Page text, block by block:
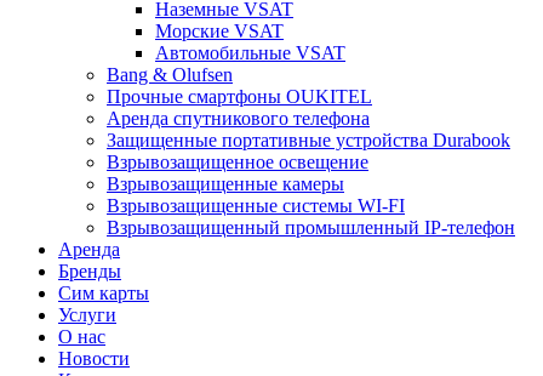
Наземные VSAT
Морские VSAT
Автомобильные VSAT
Bang & Olufsen
Прочные смартфоны OUKITEL
Аренда спутникового телефона
Защищенные портативные устройства Durabook
Взрывозащищенное освещение
Взрывозащищенные камеры
Взрывозащищенные системы WI-FI
Взрывозащищенный промышленный IP-телефон
Аренда
Бренды
Сим карты
Услуги
О нас
Новости